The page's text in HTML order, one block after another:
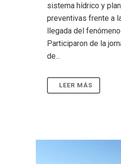
sistema hídrico y
preventivas frente a
llegada del fenómeno
Participaron de la
de...